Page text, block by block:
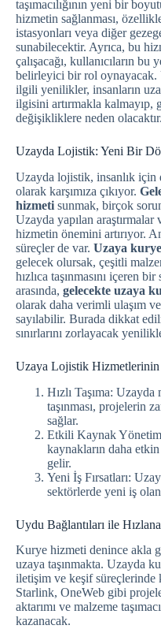
taşımacılığının yeni bir
hizmetin sağlanması,
istasyonları veya diğer
sunabilecektir. Ayrıca, bu
çalışacağı, kullanıcıların
belirleyici bir rol
ilgili yenilikler, insanların
ilgisini artırmakla kalmayıp,
değişikliklere neden olacaktır.
Uzayda Lojistik: Yeni Bir
Uzayda lojistik, insanlık için
olarak karşımıza çıkıyor.
hizmeti sunmak, birçok
Uzayda yapılan
hizmetin önemini artırıyor.
süreçler de var. Uzaya
gelecek olursak, çeşitli
hızlıca taşınmasını içeren
arasında, gelecekte uzaya
olarak daha verimli ulaşım
sayılabilir. Burada dikkat
sınırlarını zorlayacak
Uzaya Lojistik Hizmetlerinin
Hızlı Taşıma: Uzayda
taşınması, projelerin
sağlar.
Etkili Kaynak
kaynakların daha
gelir.
Yeni İş Fırsatları:
sektörlerde yeni iş
Uydu Bağlantıları ile
Kurye hizmeti denince akla
uzaya taşınmakta. Uzayda
iletişim ve keşif
Starlink, OneWeb gibi
aktarımı ve malzeme
kazanacak.